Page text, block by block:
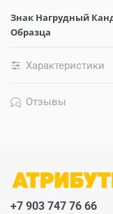
Знак Нагрудный
Образца
Характеристики
Отзывы
+7 903 747 76 66